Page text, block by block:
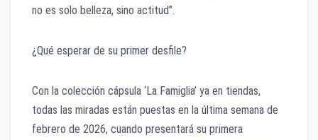
no es solo belleza, sino actitud”.
​¿Qué esperar de su primer desfile?
​Con la colección cápsula ‘La Famiglia’ ya en tiendas,
todas las miradas están puestas en la última semana de
febrero de 2026, cuando presentará su primera